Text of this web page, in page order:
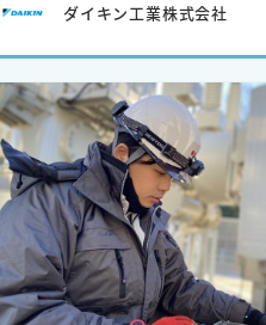
このようにダイキンはグローバ
ぜひ会社とともに自身が成長でき
社選びをして下さい。それがダイ
す！
個々のやる気をエンジンとした【
の好循環が「ダイキン生産方式（
化させ、
海外生産拠点 への浸透も進んでいま
【部長からのメッセージ】
ダイキンはグローバルに事業展開
の出会いが多い会社です。また、モ
て一人ひとりの成長を何よりも大
です。特に若手には多くのチャン
案し自分のやりたい事を積極的に
ダイキン工業株式会社